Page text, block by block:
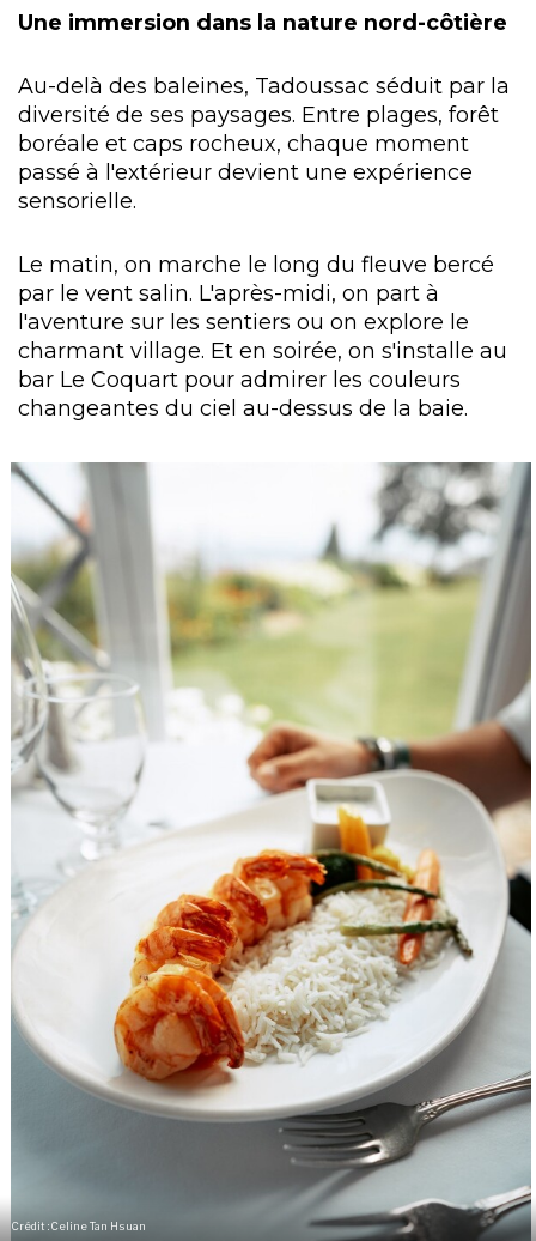
Une immersion dans la nature nord-côtière
Au-delà des baleines, Tadoussac séduit par la
diversité de ses paysages. Entre plages, forêt
boréale et caps rocheux, chaque moment
passé à l'extérieur devient une expérience
sensorielle.
Le matin, on marche le long du fleuve bercé
par le vent salin. L'après-midi, on part à
l'aventure sur les sentiers ou on explore le
charmant village. Et en soirée, on s'installe au
bar Le Coquart pour admirer les couleurs
changeantes du ciel au-dessus de la baie.
Crédit : Celine Tan Hsuan